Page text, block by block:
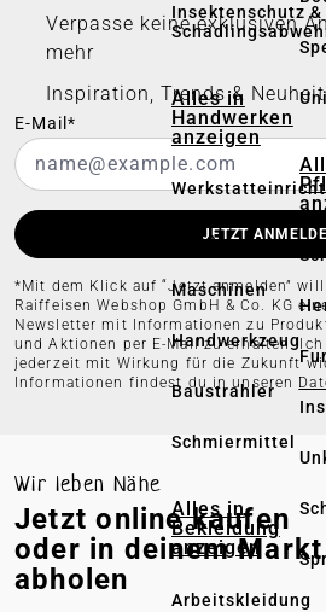
Insektenschutz &
Alles in
Handwerken
anzeigen
Leiter
Maschinen
Handwerkzeug
Baustrahler
Schmiermittel
Alles in
Bekleidung
anzeigen
Arbeitskleidung
Verpasse keine exklusiven
mehr
Inspiration, Trends &
E-Mail*
JETZT
*Mit dem Klick auf “Jetzt anmelden”
Raiffeisen Webshop GmbH & Co. KG
Newsletter mit Informationen zu
und Aktionen per E-Mail zu erhalten.
jederzeit mit Wirkung für die Zukunft
Informationen findest du in unseren
Wir leben Nähe
Jetzt online kaufen
oder in deinem Markt
abholen